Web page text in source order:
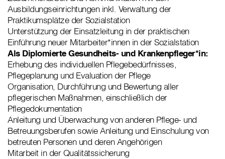
Ausbildungseinrichtungen inkl. Verwaltung der
Praktikumsplätze der Sozialstation
Unterstützung der Einsatzleitung in der praktischen
Einführung neuer Mitarbeiter*innen in der Sozialstation
Als Diplomierte Gesundheits- und Krankenpfleger*in:
Erhebung des individuellen Pflegebedürfnisses,
Pflegeplanung und Evaluation der Pflege
Organisation, Durchführung und Bewertung aller
pflegerischen Maßnahmen, einschließlich der
Pflegedokumentation
Anleitung und Überwachung von anderen Pflege- und
Betreuungsberufen sowie Anleitung und Einschulung von
betreuten Personen und deren Angehörigen
Mitarbeit in der Qualitätssicherung